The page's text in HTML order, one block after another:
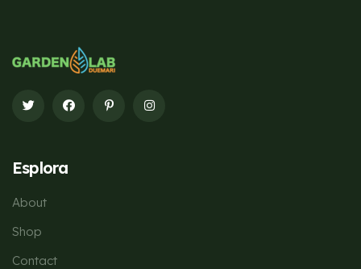
Esplora
About
Shop
Contact